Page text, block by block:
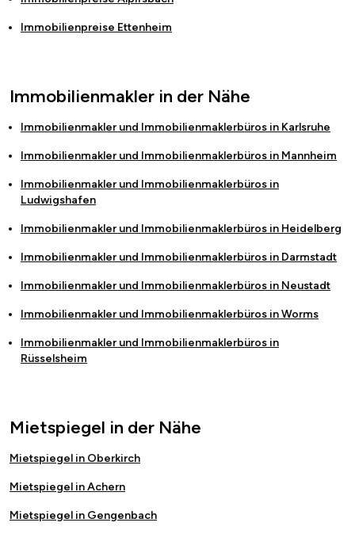
Immobilienpreise Ettenheim
Immobilienmakler in der Nähe
Immobilienmakler und Immobilienmaklerbüros in Karlsruhe
Immobilienmakler und Immobilienmaklerbüros in Mannheim
Immobilienmakler und Immobilienmaklerbüros in
Ludwigshafen
Immobilienmakler und Immobilienmaklerbüros in Heidelberg
Immobilienmakler und Immobilienmaklerbüros in Darmstadt
Immobilienmakler und Immobilienmaklerbüros in Neustadt
Immobilienmakler und Immobilienmaklerbüros inWorms
Immobilienmakler und Immobilienmaklerbüros in
Rüsselsheim
Mietspiegel in der Nähe
Mietspiegel in Oberkirch
Mietspiegel in Achern
Mietspiegel in Gengenbach